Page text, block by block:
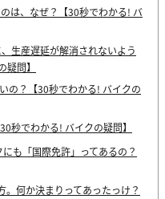
は、なぜ？【30秒でわかる! バ
生産遅延が解消されないよう
問】
の？【30秒でわかる! バイクの
秒でわかる! バイクの疑問】
も「国際免許」ってあるの？
何か決まりってあったっけ？